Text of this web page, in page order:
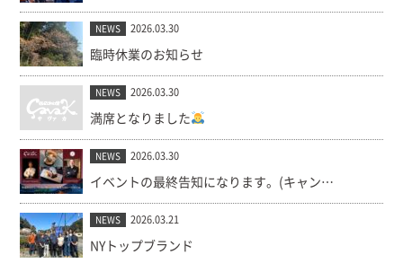
NEWS 2026.03.30
臨時休業のお知らせ
NEWS 2026.03.30
満席となりました
NEWS 2026.03.30
イベントの最終告知になります。(キャンセル出ました！)
NEWS 2026.03.21
NYトップブランド